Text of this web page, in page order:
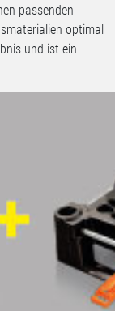
passenden
optimal
und ist ein